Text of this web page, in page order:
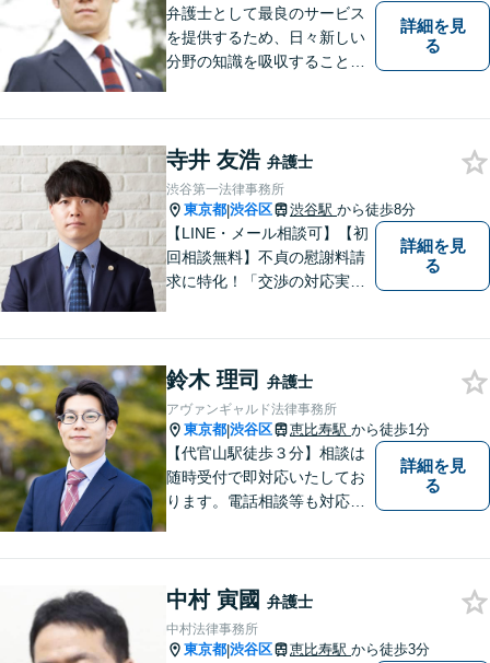
ます。
弁護士として最良のサービス
を提供するため、日々新しい
分野の知識を吸収することを
詳細を見
る
寺井 友浩 弁護士
渋谷第一法律事務所
東京都|渋谷区 渋谷駅 から徒歩8分
【LINE・メール相談可】【初
回相談無料】不貞の慰謝料請
求に特化！「交渉の対応実績3
の交渉を代理し、増額または
減額に向け、粘り強く取り組
みます【休日・夜間相談対
応】
詳細を見
る
鈴木 理司 弁護士
アヴァンギャルド法律事務所
東京都|渋谷区 恵比寿駅 から徒歩1分
【代官山駅徒歩３分】相談は
随時受付で即対応いたしてお
ります。電話相談等も対応可
詳細を見
る
中村 寅國 弁護士
中村法律事務所
東京都|渋谷区 恵比寿駅 から徒歩3分